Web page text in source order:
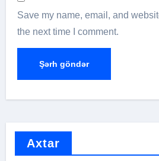
Save my name, email, and
the next time I comment.
Axtar